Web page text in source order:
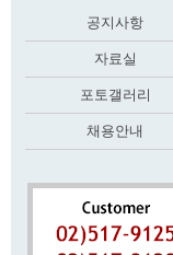
공지사항
자료실
포토갤러리
채용안내